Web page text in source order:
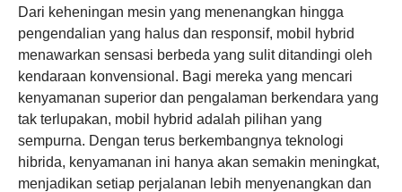
Dari keheningan mesin yang menenangkan hingga
pengendalian yang halus dan responsif, mobil hybrid
menawarkan sensasi berbeda yang sulit ditandingi oleh
kendaraan konvensional. Bagi mereka yang mencari
kenyamanan superior dan pengalaman berkendara yang
tak terlupakan, mobil hybrid adalah pilihan yang
sempurna. Dengan terus berkembangnya teknologi
hibrida, kenyamanan ini hanya akan semakin meningkat,
menjadikan setiap perjalanan lebih menyenangkan dan